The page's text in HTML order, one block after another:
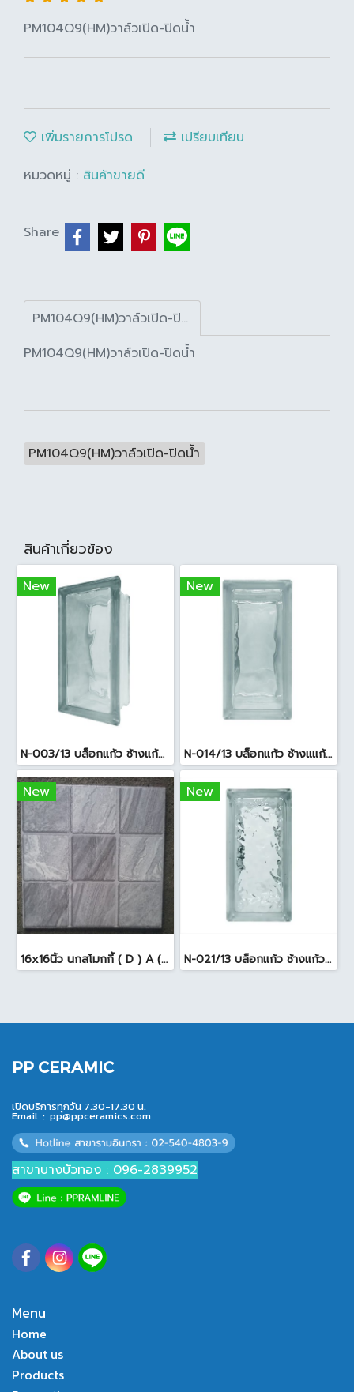
PM104Q9(HM)วาล์วเปิด-ปิดน้ำ
เพิ่มรายการโปรด
เปรียบเทียบ
หมวดหมู่ : สินค้าขายดี
Share
PM104Q9(HM)วาล์วเปิด-ปิดน้ำ
PM104Q9(HM)วาล์วเปิด-ปิดน้ำ
PM104Q9(HM)วาล์วเปิด-ปิดน้ำ
สินค้าเกี่ยวข้อง
New
N-003/13 บล็อกแก้ว ช้างแก้ว WOW พริ้วแก้ว ( 24x11.5x8cm )
New
N-014/13 บล็อกแก้ว ช้างแแก้ว WOW หยาดเพชร ( 24x11.5x8 cm.)
New
16x16นิ้ว นกสโมกกี้ ( D ) A (Pack6)
New
N-021/13 บล็อกแก้ว ช้างแก้ว WOW แก้วประดับฟ้า ( 24X11.5X8cm )
PP CERAMIC
เปิดบริการทุกวัน 7.30-17.30 น.
Email : pp@ppceramics.com
สาขาบางบัวทอง : 096-2839952
Menu
Home
About us
Products